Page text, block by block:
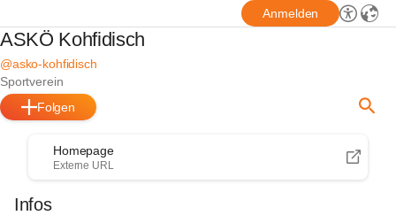
Anmelden
ASKÖ Kohfidisch
@asko-kohfidisch
Sportverein
Folgen
Homepage
Externe URL
Infos